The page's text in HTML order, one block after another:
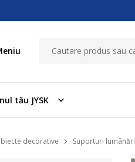
tău JYSK
decorative Suporturi lumânări